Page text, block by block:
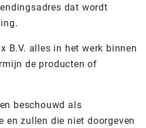
dat wordt
B.V. alles in het werk binnen
de producten of
beschouwd als
en zullen die niet doorgeven